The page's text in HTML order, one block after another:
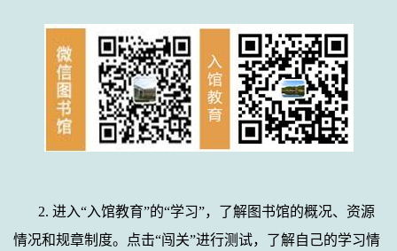
2. 进入“入馆教育”的“学习”，了解图书馆的概况、资源
情况和规章制度。点击“闯关”进行测试，了解自己的学习情